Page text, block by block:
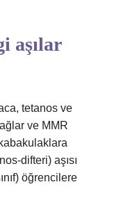
aşılar
tetanos ve
ve MMR
kabakulaklara
difteri) aşısı
öğrencilere